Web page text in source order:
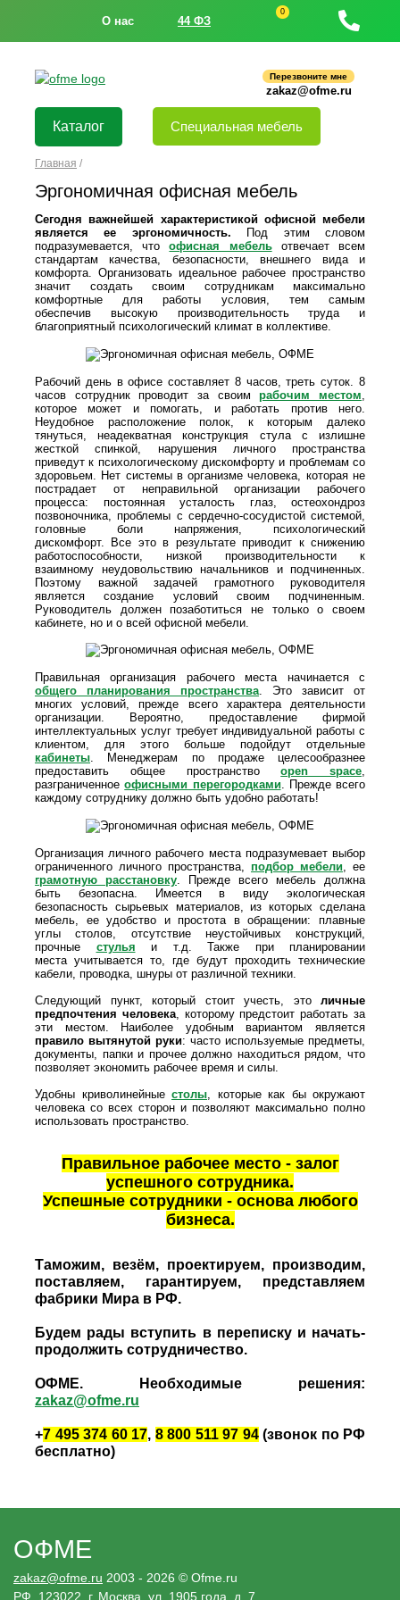
О нас 44 ФЗ
0
Перезвоните мне
zakaz@ofme.ru
Каталог Специальная мебель
Главная /
Эргономичная офисная мебель
Сегодня важнейшей характеристикой офисной мебели
является ее эргономичность. Под этим словом
подразумевается, чтоофисная мебельотвечает всем
стандартам качества, безопасности, внешнего вида и
комфорта. Организовать идеальное рабочее пространство
значит создать своим сотрудникам максимально
комфортные для работы условия, тем самым
обеспечив высокую производительность труда и
благоприятный психологический климат в коллективе.
Рабочий день в офисе составляет 8 часов, треть суток. 8
часов сотрудник проводит за своимрабочим местом
которое может и помогать, и работать против него.
Неудобное расположение полок, к которым далеко
тянуться, неадекватная конструкция стула с излишне
жесткой спинкой, нарушения личного пространства
приведут к психологическому дискомфорту и проблемам со
здоровьем. Нет системы в организме человека, которая не
пострадает от неправильной организации рабочего
процесса: постоянная усталость глаз, остеохондроз
позвоночника, проблемы с сердечно-сосудистой системой,
головные боли напряжения, психологический
дискомфорт. Все это в результате приводит к снижению
работоспособности, низкой производительности к
взаимному неудовольствию начальников и подчиненных.
Поэтому важной задачей грамотного руководителя
является создание условий своим подчиненным.
Руководитель должен позаботиться не только о своем
кабинете, но и о всей офисной мебели.
Правильная организация рабочего места начинается с
общего планирования пространства. Это зависит от
многих условий, прежде всего характера деятельности
организации. Вероятно, предоставление фирмой
интеллектуальных услуг требует индивидуальной работы с
клиентом, для этого больше подойдут отдельные
кабинеты. Менеджерам по продаже целесообразнее
предоставить общее пространствоopen space,
разграниченноеофисными перегородками. Прежде всего
каждому сотруднику должно быть удобно работать!
Организация личного рабочего места подразумевает выбор
ограниченного личного пространства, подбор мебели , ее
грамотную расстановку . Прежде всего мебель должна
быть безопасна. Имеется в виду экологическая
безопасность сырьевых материалов, из которых сделана
мебель, ее удобство и простота в обращении: плавные
углы столов, отсутствие неустойчивых конструкций,
прочные стулья и т.д. Также при планировании
места учитывается то, где будут проходить технические
кабели, проводка, шнуры от различной техники.
Следующий пункт, который стоит учесть, это личные
предпочтения человека, которому предстоит работать за
эти местом. Наиболее удобным вариантом является
правило вытянутой руки: часто используемые предметы,
документы, папки и прочее должно находиться рядом, что
позволяет экономить рабочее время и силы.
Удобны криволинейные столы , которые как бы окружают
человека со всех сторон и позволяют максимально полно
использовать пространство.
Правильное рабочее место - залог
успешного сотрудника.
Успешные сотрудники - основа любого
бизнеса.
Таможим, везём, проектируем, производим,
поставляем, гарантируем, представляем
фабрики Мира в РФ.
Будем рады вступить в переписку и начать-
продолжить сотрудничество.
ОФМЕ. Необходимые решения:
zakaz@ofme.ru
+7 495 374 60 17, 8 800 511 97 94(звонок по РФ
бесплатно)
ОФМЕ
zakaz@ofme.ru 2003 - 2026 © Ofme.ru
РФ, 123022, г. Москва, ул. 1905 года, д. 7